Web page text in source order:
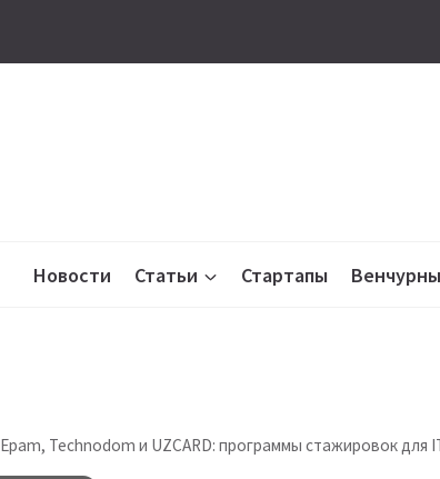
Новости Статьи Стартапы
Epam, Technodom и UZCARD: программы стажировок для